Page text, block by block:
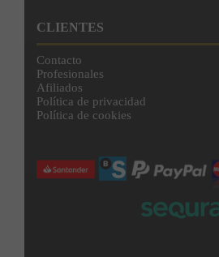
CLIENTES
Contacto
Profesionales
Afiliados
Política de privacidad
Política de cookies